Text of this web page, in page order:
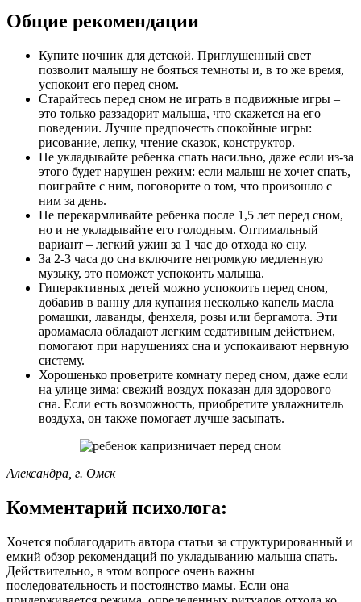
Общие рекомендации
Купите ночник для детской. Приглушенный свет
позволит малышу не бояться темноты и, в то же время,
успокоит его перед сном.
Старайтесь перед сном не играть в подвижные игры –
это только раззадорит малыша, что скажется на его
поведении. Лучше предпочесть спокойные игры:
рисование, лепку, чтение сказок, конструктор.
Не укладывайте ребенка спать насильно, даже если из-за
этого будет нарушен режим: если малыш не хочет спать,
поиграйте с ним, поговорите о том, что произошло с
ним за день.
Не перекармливайте ребенка после 1,5 лет перед сном,
но и не укладывайте его голодным. Оптимальный
вариант – легкий ужин за 1 час до отхода ко сну.
За 2-3 часа до сна включите негромкую медленную
музыку, это поможет успокоить малыша.
Гиперактивных детей можно успокоить перед сном,
добавив в ванну для купания несколько капель масла
ромашки, лаванды, фенхеля, розы или бергамота. Эти
аромамасла обладают легким седативным действием,
помогают при нарушениях сна и успокаивают нервную
систему.
Хорошенько проветрите комнату перед сном, даже если
на улице зима: свежий воздух показан для здорового
сна. Если есть возможность, приобретите увлажнитель
воздуха, он также помогает лучше засыпать.
Александра, г. Омск
Комментарий психолога:
Хочется поблагодарить автора статьи за структурированный и
емкий обзор рекомендаций по укладыванию малыша спать.
Действительно, в этом вопросе очень важны
последовательность и постоянство мамы. Если она